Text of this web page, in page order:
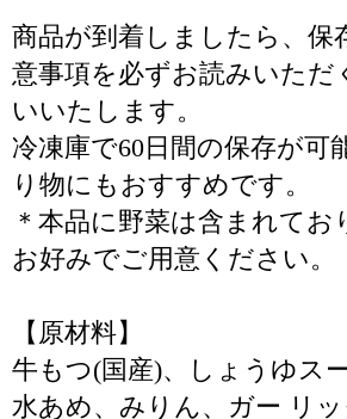
商品が到着しましたら、保
意事項を必ずお読みいただ
いいたします。
冷凍庫で60日間の保存が可
り物にもおすすめです。
＊本品に野菜は含まれて
お好みでご用意ください。
【原材料】
牛もつ(国産)、しょうゆス
水あめ、みりん、ガー リッ